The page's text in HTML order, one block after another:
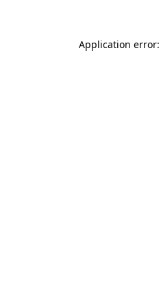
Application